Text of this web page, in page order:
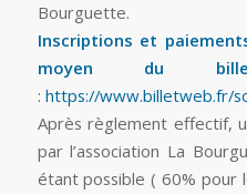
Bourguette.
Inscriptions et
moyen du
: https://www.billetweb.fr/
Après règlement effectif,
par l’association La
étant possible ( 60% pour